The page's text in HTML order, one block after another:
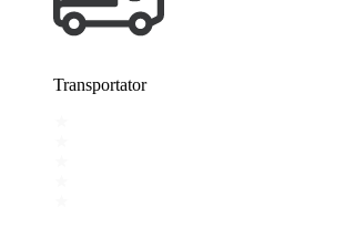
Transportator